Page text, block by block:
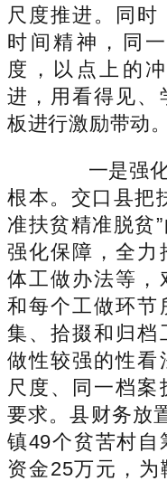
尺度推进。同时
时间精神，同
度，以点上的
进，用看得见、
板进行激励带动。
一是强化
根本。交口县把
准扶贫精准脱贫
强化保障，全力
体工做办法等，
和每个工做环节
集、拾掇和归档
做性较强的性看
尺度、同一档
要求。县财务放
镇49个贫苦村自
资金25万元，